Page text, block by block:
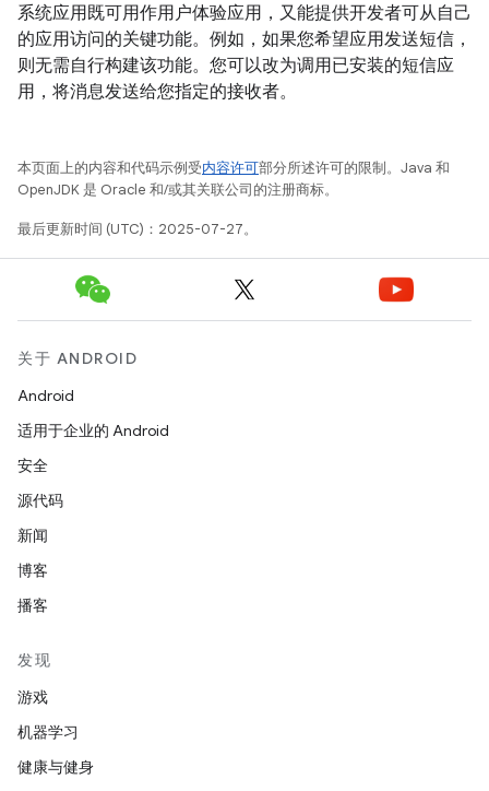
系统应用既可用作用户体验应用，又能提供开发者可从自己
的应用访问的关键功能。例如，如果您希望应用发送短信，
则无需自行构建该功能。您可以改为调用已安装的短信应
用，将消息发送给您指定的接收者。
本页面上的内容和代码示例受内容许可部分所述许可的限制。Java 和
OpenJDK 是 Oracle 和/或其关联公司的注册商标。
最后更新时间 (UTC)：2025-07-27。
关于 ANDROID
Android
适用于企业的 Android
安全
源代码
新闻
博客
播客
发现
游戏
机器学习
健康与健身